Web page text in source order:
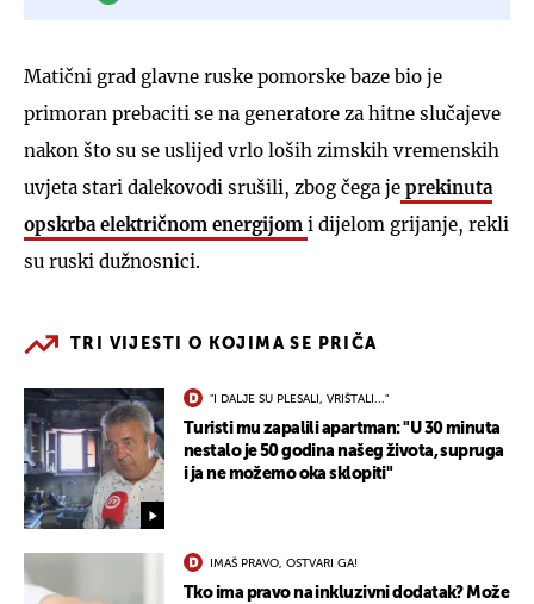
Matični grad glavne ruske pomorske baze bio je
primoran prebaciti se na generatore za hitne slučajeve
nakon što su se uslijed vrlo loših zimskih vremenskih
uvjeta stari dalekovodi srušili, zbog čega je prekinuta
opskrba električnom energijom i dijelom grijanje, rekli
su ruski dužnosnici.
TRI VIJESTI O KOJIMA SE PRIČA
"I DALJE SU PLESALI, VRIŠTALI..."
Turisti mu zapalili apartman: "U 30 minuta
nestalo je 50 godina našeg života, supruga
i ja ne možemo oka sklopiti"
IMAŠ PRAVO, OSTVARI GA!
Tko ima pravo na inkluzivni dodatak? Može